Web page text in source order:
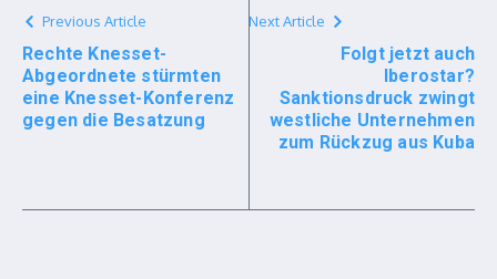
Previous Article
Rechte Knesset-
Abgeordnete stürmten
eine Knesset-Konferenz
gegen die Besatzung
Next Article
Folgt jetzt auch
Iberostar?
Sanktionsdruck zwingt
westliche Unternehmen
zum Rückzug aus Kuba